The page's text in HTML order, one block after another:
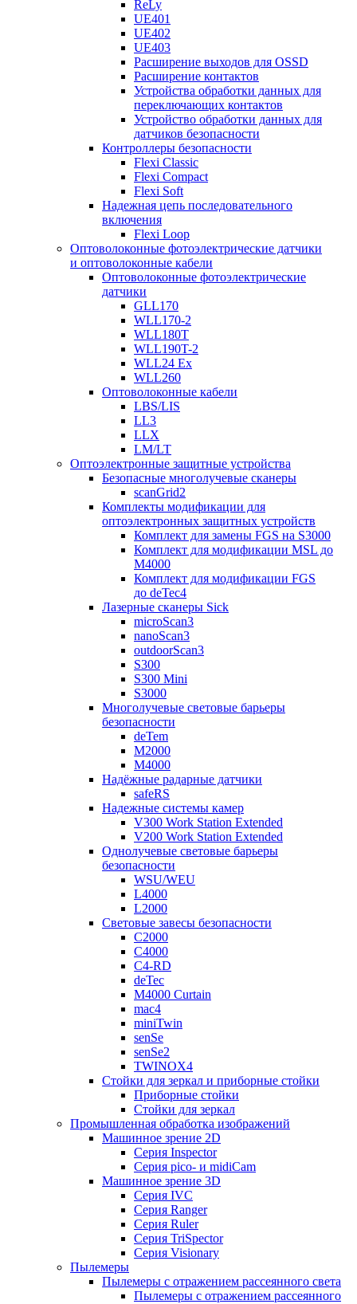
ReLy
UE401
UE402
UE403
Расширение выходов для OSSD
Расширение контактов
Устройства обработки данных для
переключающих контактов
Устройство обработки данных для
датчиков безопасности
Контроллеры безопасности
Flexi Classic
Flexi Compact
Flexi Soft
Надежная цепь последовательного
включения
Flexi Loop
Оптоволоконные фотоэлектрические датчики
и оптоволоконные кабели
Оптоволоконные фотоэлектрические
датчики
GLL170
WLL170-2
WLL180T
WLL190T-2
WLL24 Ex
WLL260
Оптоволоконные кабели
LBS/LIS
LL3
LLX
LM/LT
Оптоэлектронные защитные устройства
Безопасные многолучевые сканеры
scanGrid2
Комплекты модификации для
оптоэлектронных защитных устройств
Комплект для замены FGS на S3000
Комплект для модификации MSL до
M4000
Комплект для модификации FGS
до deTec4
Лазерные сканеры Sick
microScan3
nanoScan3
outdoorScan3
S300
S300 Mini
S3000
Многолучевые световые барьеры
безопасности
deTem
M2000
M4000
Надёжные радарные датчики
safeRS
Надежные системы камер
V300 Work Station Extended
V200 Work Station Extended
Однолучевые световые барьеры
безопасности
WSU/WEU
L4000
L2000
Световые завесы безопасности
C2000
C4000
C4-RD
deTec
M4000 Curtain
mac4
miniTwin
senSe
senSe2
TWINOX4
Стойки для зеркал и приборные стойки
Приборные стойки
Стойки для зеркал
Промышленная обработка изображений
Машинное зрение 2D
Серия Inspector
Серия pico- и midiCam
Машинное зрение 3D
Серия IVC
Серия Ranger
Серия Ruler
Серия TriSpector
Серия Visionary
Пылемеры
Пылемеры с отражением рассеянного света
Пылемеры с отражением рассеянного